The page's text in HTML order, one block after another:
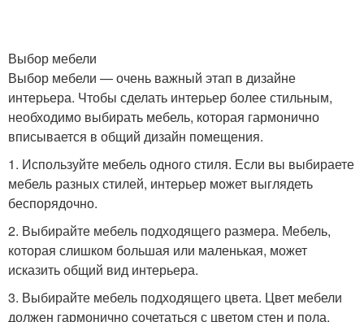
Выбор мебели
Выбор мебели — очень важный этап в дизайне
интерьера. Чтобы сделать интерьер более стильным,
необходимо выбирать мебель, которая гармонично
вписывается в общий дизайн помещения.
1. Используйте мебель одного стиля. Если вы выбираете
мебель разных стилей, интерьер может выглядеть
беспорядочно.
2. Выбирайте мебель подходящего размера. Мебель,
которая слишком большая или маленькая, может
исказить общий вид интерьера.
3. Выбирайте мебель подходящего цвета. Цвет мебели
должен гармонично сочетаться с цветом стен и пола.